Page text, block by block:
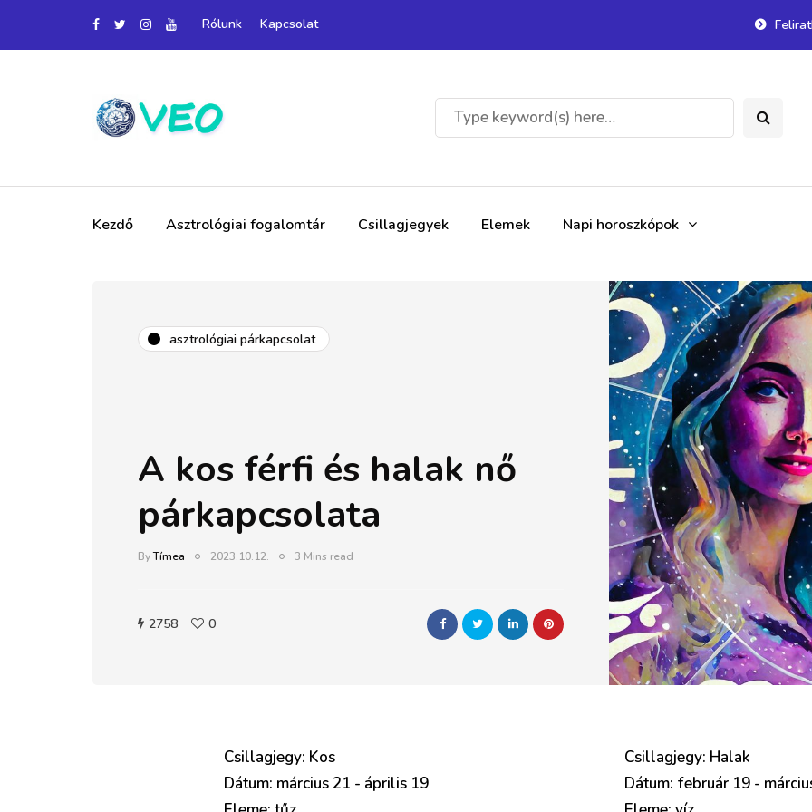
Rólunk Kapcsolat
Kezdő Asztrológiai fogalomtár Csillagjegyek Elemek Napi horoszkópok
asztrológiai párkapcsolat
A kos férfi és halak nő
párkapcsolata
ByTímea 2023.10.12. 3 Mins read
2758 0
Csillagjegy: Kos
Dátum: március 21 - április 19
Csillagjegy: Halak
Dátum: február 19 -